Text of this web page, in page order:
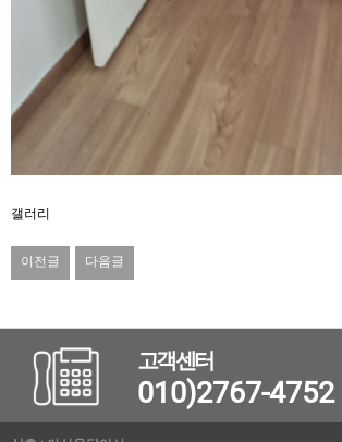
갤러리
이전글 다음글
고객센터
010)2767-4752